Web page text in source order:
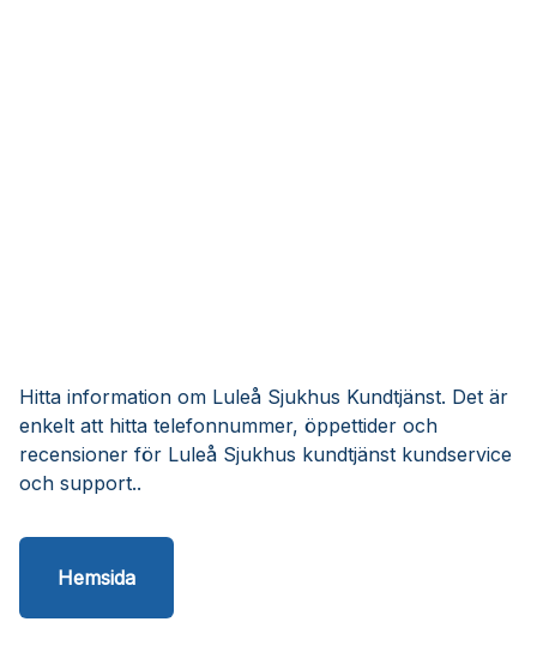
Hitta information om Luleå Sjukhus Kundtjänst. Det är
enkelt att hitta telefonnummer, öppettider och
recensioner för Luleå Sjukhus kundtjänst kundservice
och support..
Hemsida